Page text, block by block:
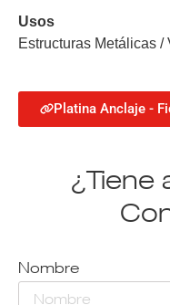
Usos
Estructuras Metálicas
Platina Anclaje -
¿Tiene
Nombre